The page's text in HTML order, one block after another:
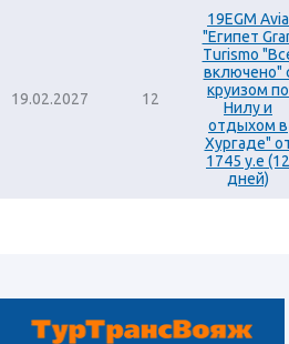
19.02.2027 12
19EGM Avia
"Египет
Turismo
включено"
круизом по
Нилу и
отдыхом в
Хургаде"
1745 у.е (12
дней)